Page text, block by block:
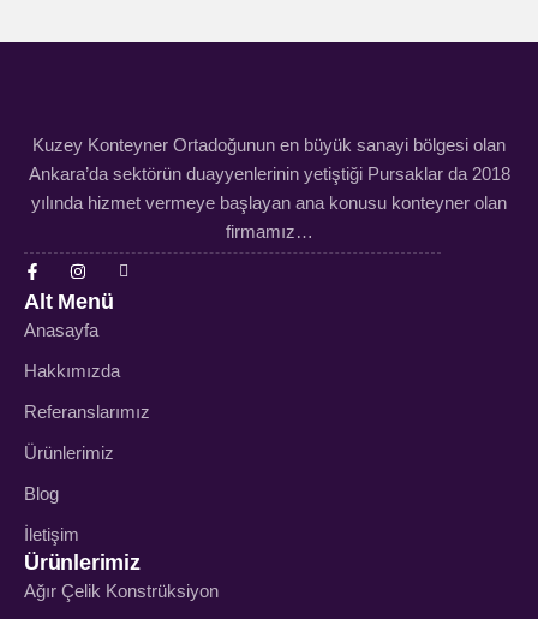
Kuzey Konteyner Ortadoğunun en büyük sanayi bölgesi olan
Ankara’da sektörün duayyenlerinin yetiştiği Pursaklar da 2018
yılında hizmet vermeye başlayan ana konusu konteyner olan
firmamız…
Alt Menü
Anasayfa
Hakkımızda
Referanslarımız
Ürünlerimiz
Blog
İletişim
Ürünlerimiz
Ağır Çelik Konstrüksiyon